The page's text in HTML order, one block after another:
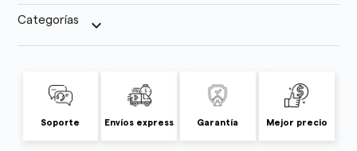
Categorías keyboard_arrow_down
Soporte Envíos express Garantía Mejor precio